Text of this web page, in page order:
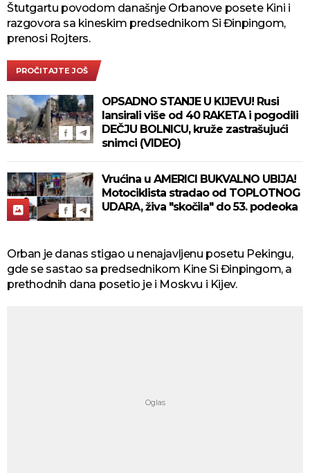
Štutgartu povodom današnje Orbanove posete Kini i
razgovora sa kineskim predsednikom Si Đinpingom,
prenosi Rojters.
PROČITAJTE JOŠ
OPSADNO STANJE U KIJEVU! Rusi
lansirali više od 40 RAKETA i pogodili
DEČJU BOLNICU, kruže zastrašujući
snimci (VIDEO)
Vrućina u AMERICI BUKVALNO UBIJA!
Motociklista stradao od TOPLOTNOG
UDARA, živa "skočila" do 53. podeoka
Orban je danas stigao u nenajavljenu posetu Pekingu,
gde se sastao sa predsednikom Kine Si Đinpingom, a
prethodnih dana posetio je i Moskvu i Kijev.